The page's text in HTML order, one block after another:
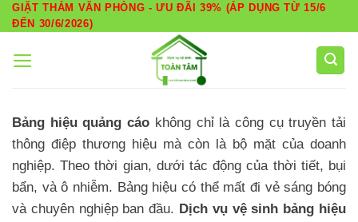
Skip
to
content
GIẶT THẢM VĂN PHÒNG - ƯU ĐÃI 39% (ÁP DỤNG TỪ 15/6
ĐẾN 30/6/2026)
Bảng hiệu quảng cáo không chỉ là công cụ truyền tải
thông điệp thương hiệu mà còn là bộ mặt của doanh
nghiệp. Theo thời gian, dưới tác động của thời tiết, bụi
bẩn, và ô nhiễm. Bảng hiệu có thể mất đi vẻ sáng bóng
và chuyên nghiệp ban đầu. Dịch vụ vệ sinh bảng hiệu